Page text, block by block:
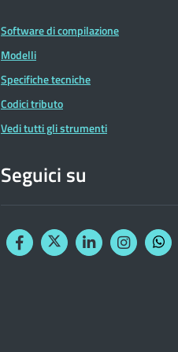
Software di compilazione
Modelli
Specifiche tecniche
Codici tributo
Vedi tutti gli strumenti
Seguici su
FacebookTwitterLinkedinInstagram